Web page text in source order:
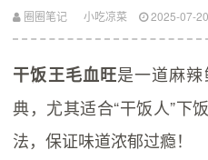
圈圈笔记 小吃凉菜 2025-07-
干饭王毛血旺是一道麻
典，尤其适合“干饭人”下
法，保证味道浓郁过瘾！